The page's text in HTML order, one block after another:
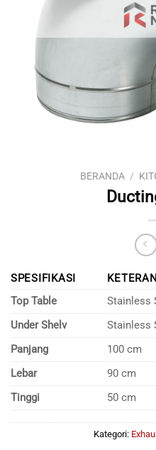
BERANDA /
SPESIFIKASI
Top Table
Stainless
Under Shelv
Stainless
Panjang
100 cm
Lebar
90 cm
Tinggi
50 cm
Kategori: